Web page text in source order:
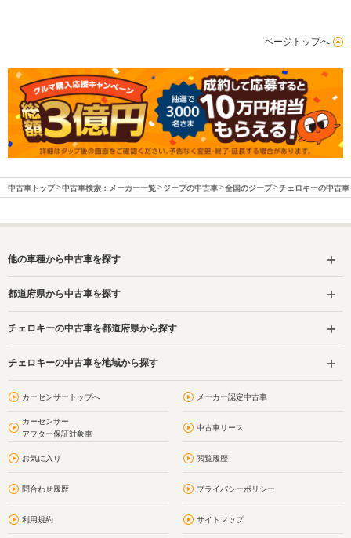
ページトップへ
中古車トップ 中古車検索：メーカー一覧 ジープの中古車 全国のジープ チェロキーの中古車
他の車種から中古車を探す
都道府県から中古車を探す
チェロキーの中古車を都道府県から探す
チェロキーの中古車を地域から探す
カーセンサートップへ メーカー認定中古車
カーセンサー
アフター保証対象車
中古車リース
お気に入り 閲覧履歴
問合わせ履歴 プライバシーポリシー
利用規約 サイトマップ